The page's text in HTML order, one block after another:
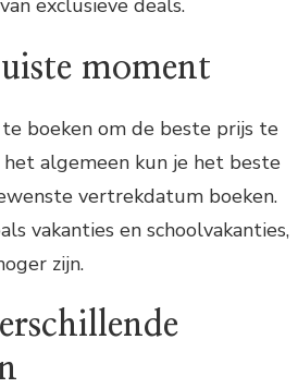
exclusieve deals.
moment
boeken om de beste prijs te
het algemeen kun je het beste
vertrekdatum boeken.
vakanties en schoolvakanties,
zijn.